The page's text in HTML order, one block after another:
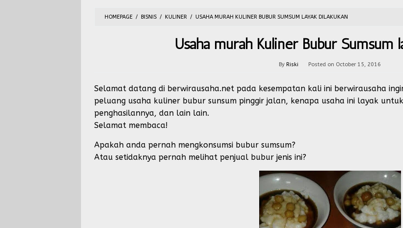
HOMEPAGE / BISNIS / KULINER / USAHA MURAH KULINER BUBUR SUMSUM LAYAK DILAKUKAN
Usaha murah Kuliner Bubur Sumsum
By Riski Posted on October 15, 2016
Selamat datang di berwirausaha.net pada kesempatan kali ini berwirausaha
peluang usaha kuliner bubur sunsum pinggir jalan, kenapa usaha ini layak
penghasilannya, dan lain lain.
Selamat membaca!
Apakah anda pernah mengkonsumsi bubur sumsum?
Atau setidaknya pernah melihat penjual bubur jenis ini?